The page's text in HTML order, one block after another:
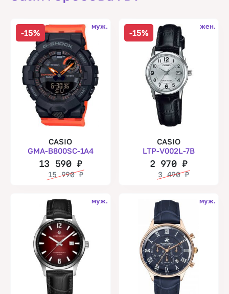
-15%
муж.
CASIO
GMA-B800SC-1A4
13 590₽
15 990₽
-15%
жен.
CASIO
LTP-V002L-7B
2 970₽
3 490₽
муж. муж.